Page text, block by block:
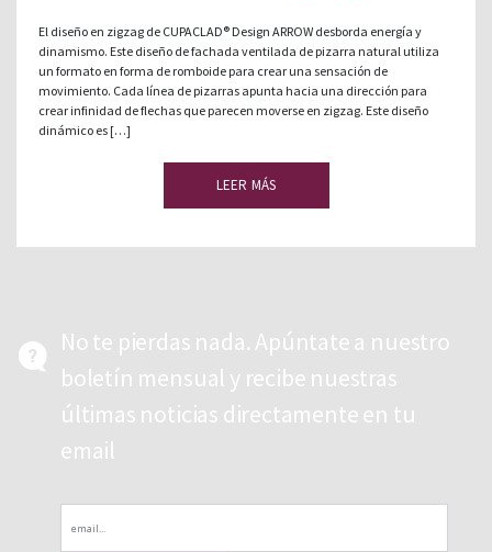
El diseño en zigzag de CUPACLAD® Design ARROW desborda energía y
dinamismo. Este diseño de fachada ventilada de pizarra natural utiliza
un formato en forma de romboide para crear una sensación de
movimiento. Cada línea de pizarras apunta hacia una dirección para
crear infinidad de flechas que parecen moverse en zigzag. Este diseño
dinámico es […]
LEER MÁS
No te pierdas nada. Apúntate a nuestro
boletín mensual y recibe nuestras
últimas noticias directamente en tu
email